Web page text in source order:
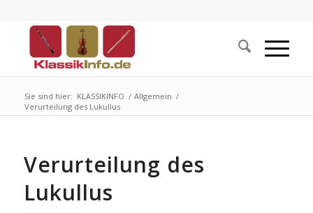
Sie sind hier: KLASSIKINFO / Allgemein /
Verurteilung des Lukullus
Verurteilung des
Lukullus